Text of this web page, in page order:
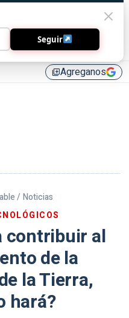
library_addAgreganos
/ Noticias
contribuir al
de la
la Tierra,
hará?
Seguir